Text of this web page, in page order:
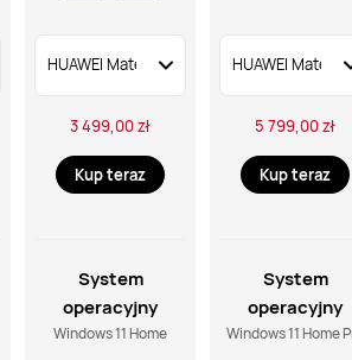
3 499,00 zł
Kup teraz
System
operacyjny
Windows 11 Home
5 799,00 zł
Kup teraz
System
operacyjny
Windows 11 Home